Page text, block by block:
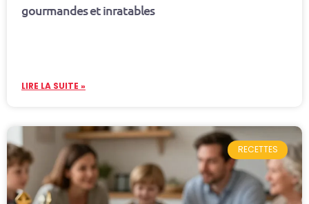
gourmandes et inratables
LIRE LA SUITE »
RECETTES